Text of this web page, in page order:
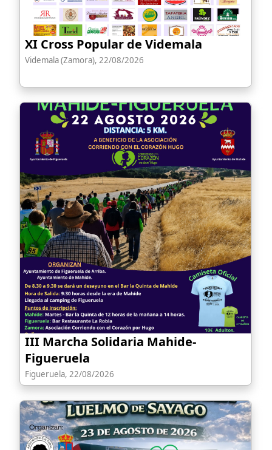
XI Cross Popular de Videmala
Videmala (Zamora), 22/08/2026
III Marcha Solidaria Mahide-
Figueruela
Figueruela, 22/08/2026